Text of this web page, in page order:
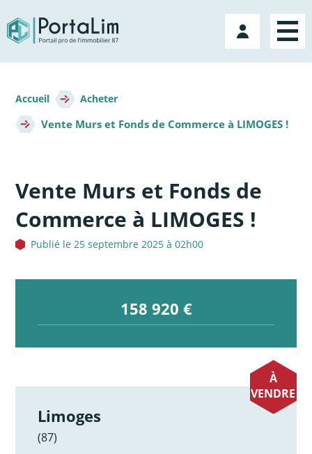
directement
au
contenu
Mon
compte
d'Ariane
Accueil Acheter
Vente Murs et Fonds de Commerce à LIMOGES !
Vente Murs et Fonds de
Commerce à LIMOGES !
Publié le 25 septembre 2025 à 02h00
158 920 €
À
VENDRE
Limoges
(87)